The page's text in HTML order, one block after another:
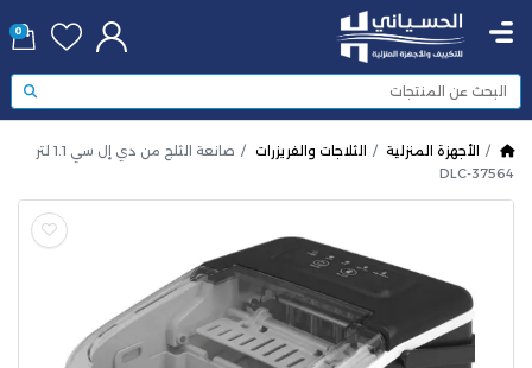
0
الأجهزة المنزلية الثلاجات والفريزرات
صانعة الثلج من دي إل سي 1.1 لتر
DLC-37564